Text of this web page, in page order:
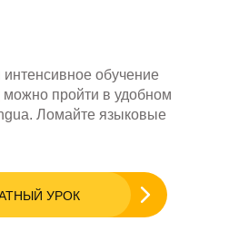
обучение
можно пройти в удобном
Ломайте языковые
УРОК